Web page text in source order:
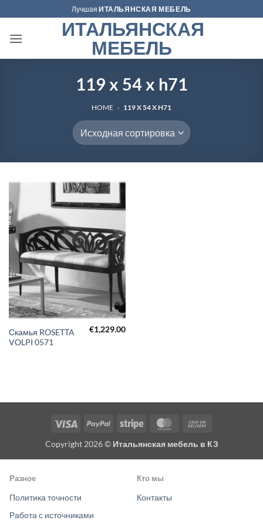
to
content
ЛучшаяИТАЛЬЯНСКАЯ МЕБЕЛЬ
ИТАЛЬЯНСКАЯ
МЕБЕЛЬ
119 x 54 x h71
HOME » 119 X 54 X H71
Скамья ROSETTA
VOLPI 0571
€1,229.00
Visa PayPal Stripe MasterCard
Delivery
Copyright 2026 © Итальянская мебель в КЗ
Разное
Политика точности
Работа с источниками
Кто мы
Контакты